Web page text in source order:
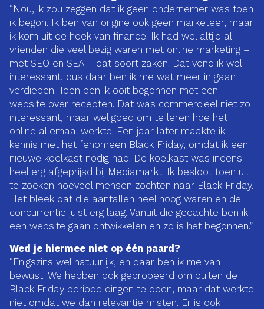
“Nou, ik zou zeggen dat ik geen ondernemer was toen
ik begon. Ik ben van origine ook geen marketeer, maar
ik kom uit de hoek van finance. Ik had wel altijd al
vrienden die veel bezig waren met online marketing –
met SEO en SEA – dat soort zaken. Dat vond ik wel
interessant, dus daar ben ik me wat meer in gaan
verdiepen. Toen ben ik ooit begonnen met een
website over recepten. Dat was commercieel niet zo
interessant, maar wel goed om te leren hoe het
online allemaal werkte. Een jaar later maakte ik
kennis met het fenomeen Black Friday, omdat ik een
nieuwe koelkast nodig had. De koelkast was ineens
heel erg afgeprijsd bij Mediamarkt. Ik besloot toen uit
te zoeken hoeveel mensen zochten naar Black Friday.
Het bleek dat die aantallen heel hoog waren en de
concurrentie juist erg laag. Vanuit die gedachte ben ik
een website gaan ontwikkelen en zo is het begonnen.”
Wed je hiermee niet op één paard?
“Enigszins wel natuurlijk, en daar ben ik me van
bewust. We hebben ook geprobeerd om buiten de
Black Friday periode dingen te doen, maar dat werkte
niet omdat we dan relevantie misten. Er is ook